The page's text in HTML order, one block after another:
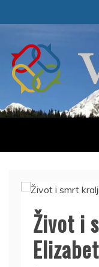
to
VERIGE
ODABRANO
Život i